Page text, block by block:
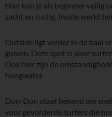
Hier kun je als beginner veilig
zacht en rustig. Inside werkt
Outside ligt verder in de baai
golven. Deze spot is voor
Ook hier zijn de
hoogwater.
Don-Don staat bekend om
voor gevorderde surfers die